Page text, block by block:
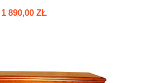
1 890,00 ZŁ